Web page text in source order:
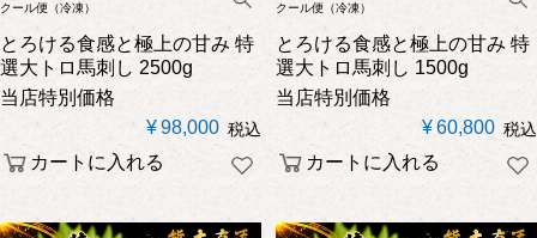
クール便（冷凍）
とろける食感と極上の甘み 特
選大トロ馬刺し 2500g
当店特別価格
¥98,000 税込
カートに入れる
クール便（冷凍）
とろける食感と極上の甘み 特
選大トロ馬刺し 1500g
当店特別価格
¥60,800 税込
カートに入れる